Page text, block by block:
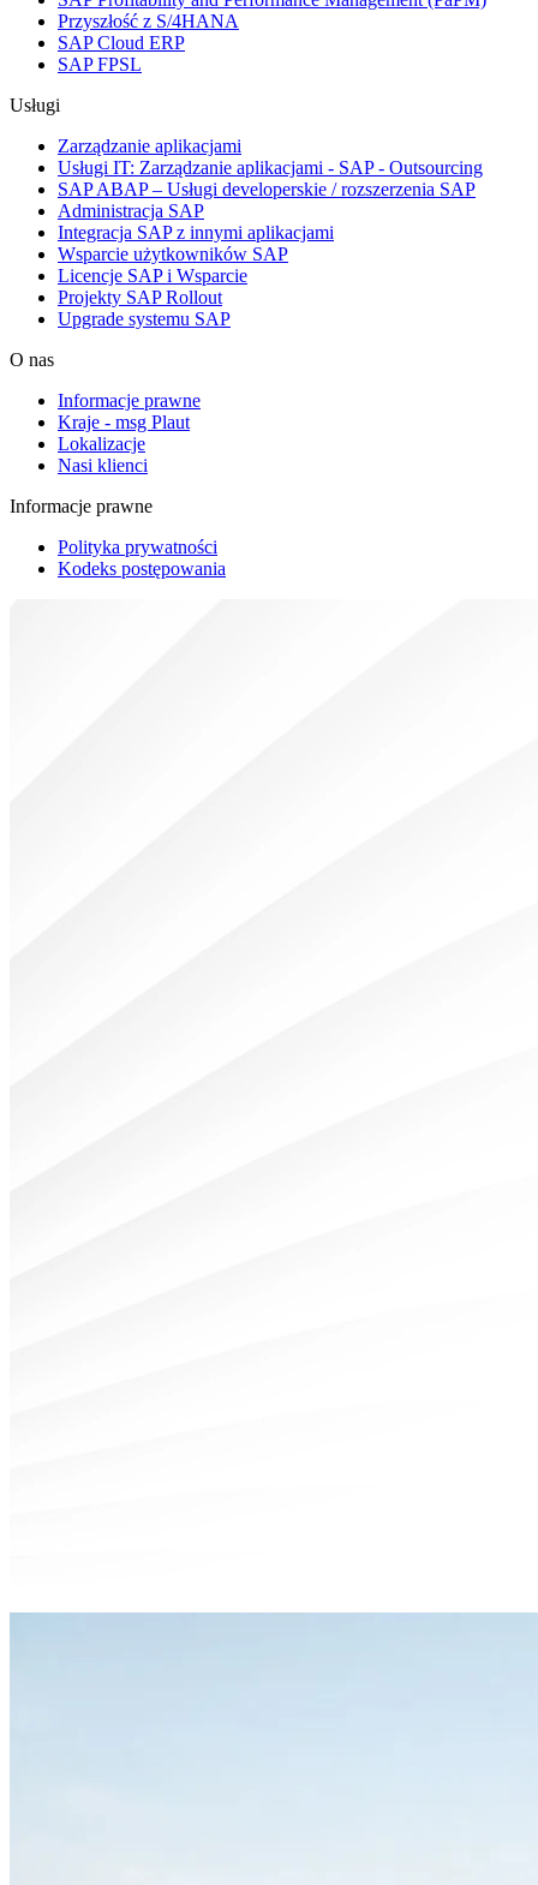
Przyszłość z S/4HANA
SAP Cloud ERP
SAP FPSL
Usługi
Zarządzanie aplikacjami
Usługi IT: Zarządzanie aplikacjami - SAP - Outsourcing
SAP ABAP – Usługi developerskie / rozszerzenia SAP
Administracja SAP
Integracja SAP z innymi aplikacjami
Wsparcie użytkowników SAP
Licencje SAP i Wsparcie
Projekty SAP Rollout
Upgrade systemu SAP
O nas
Informacje prawne
Kraje - msg Plaut
Lokalizacje
Nasi klienci
Informacje prawne
Polityka prywatności
Kodeks postępowania